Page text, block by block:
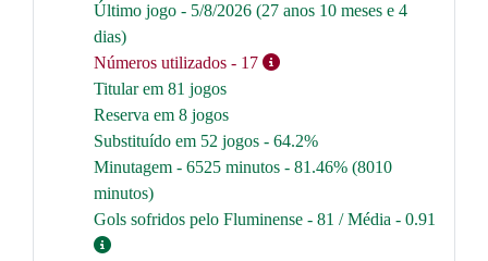
Último jogo - 5/8/2026 (27 anos 10 meses e 4
dias)
Números utilizados - 17
Titular em 81 jogos
Reserva em 8 jogos
Substituído em 52 jogos - 64.2%
Minutagem - 6525 minutos - 81.46% (8010
minutos)
Gols sofridos pelo Fluminense - 81 / Média - 0.91